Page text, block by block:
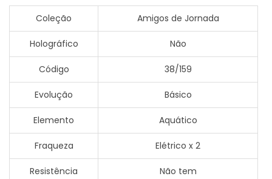
Coleção Amigos de Jornada
Holográfico Não
Código 38/159
Evolução Básico
Elemento Aquático
Fraqueza Elétrico x 2
Resistência Não tem